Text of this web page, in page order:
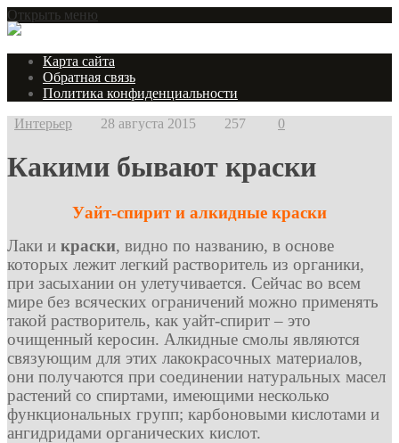
Открыть меню
Карта сайта
Обратная связь
Политика конфиденциальности
Интерьер
28 августа 2015 257 0
Какими бывают краски
Уайт-спирит и алкидные краски
Лаки и краски, видно по названию, в основе
которых лежит легкий растворитель из органики,
при засыхании он улетучивается. Сейчас во всем
мире без всяческих ограничений можно применять
такой растворитель, как уайт-спирит – это
очищенный керосин. Алкидные смолы являются
связующим для этих лакокрасочных материалов,
они получаются при соединении натуральных масел
растений со спиртами, имеющими несколько
функциональных групп; карбоновыми кислотами и
ангидридами органических кислот.